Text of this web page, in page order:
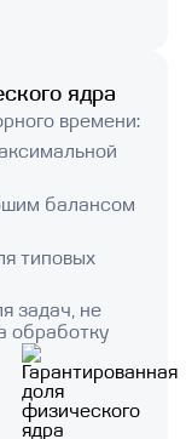
ядра
времени:
балансом
типовых
задач, не
обработку